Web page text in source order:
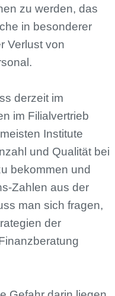
zu werden, das
in besonderer
Verlust von
derzeit im
im Filialvertrieb
Institute
und Qualität bei
bekommen und
Zahlen aus der
man sich fragen,
der